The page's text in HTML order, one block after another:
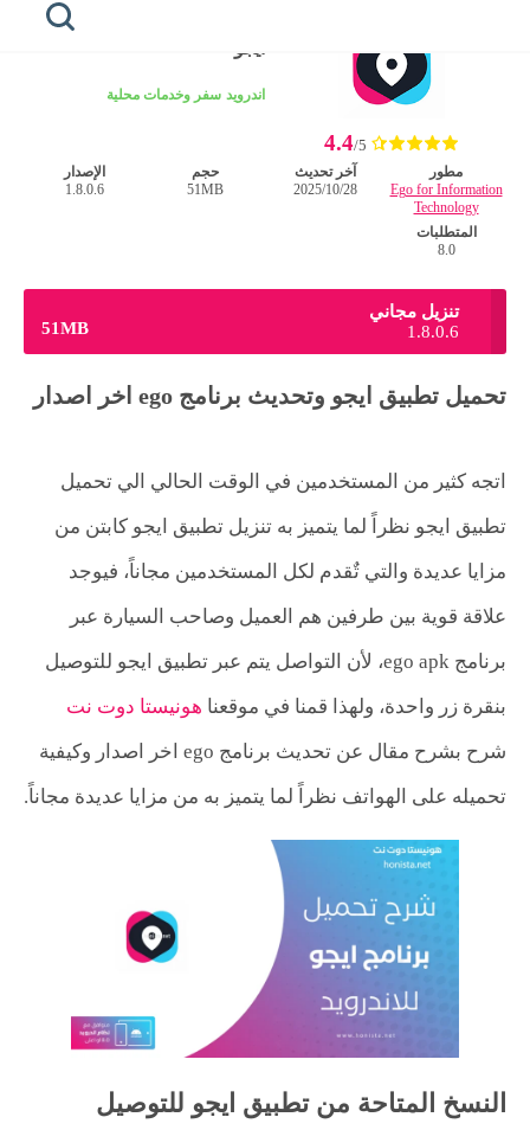
هونيستا
للايفون
للكمبيوتر
لايت
خطوط
4.4/5
اندرويد سفر وخدمات محلية
مطور
Ego for Information
Technology
المتطلبات
8.0
آخر تحديث
28‏/10‏/2025
حجم
51MB
الإصدار
1.8.0.6
تنزيل مجاني
51MB
1.8.0.6
تحميل تطبيق ايجو وتحديث برنامج ego اخر اصدار
اتجه كثير من المستخدمين في الوقت الحالي الي تحميل
تطبيق ايجو نظراً لما يتميز به تنزيل تطبيق ايجو كابتن من
مزايا عديدة والتي تٌقدم لكل المستخدمين مجاناً، فيوجد
علاقة قوية بين طرفين هم العميل وصاحب السيارة عبر
برنامج ego apk، لأن التواصل يتم عبر تطبيق ايجو للتوصيل
بنقرة زر واحدة، ولهذا قمنا في موقعنا هونيستا دوت نت
شرح بشرح مقال عن تحديث برنامج ego اخر اصدار وكيفية
تحميله على الهواتف نظراً لما يتميز به من مزايا عديدة مجاناً.
النسخ المتاحة من تطبيق ايجو للتوصيل